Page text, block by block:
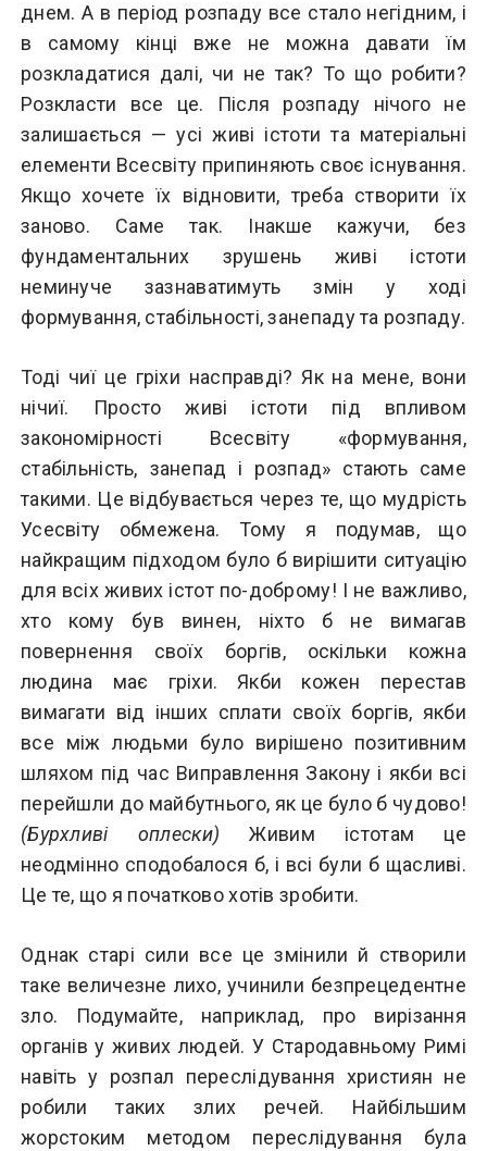
днем. А в період розпаду все стало негідним, і
в самому кінці вже не можна давати їм
розкладатися далі, чи не так? То що робити?
Розкласти все це. Після розпаду нічого не
залишається — усі живі істоти та матеріальні
елементи Всесвіту припиняють своє існування.
Якщо хочете їх відновити, треба створити їх
заново. Саме так. Інакше кажучи, без
фундаментальних зрушень живі істоти
неминуче зазнаватимуть змін у ході
формування, стабільності, занепаду та розпаду.
Тоді чиї це гріхи насправді? Як на мене, вони
нічиї. Просто живі істоти під впливом
закономірності Всесвіту «формування,
стабільність, занепад і розпад» стають саме
такими. Це відбувається через те, що мудрість
Усесвіту обмежена. Тому я подумав, що
найкращим підходом було б вирішити ситуацію
для всіх живих істот по-доброму! І не важливо,
хто кому був винен, ніхто б не вимагав
повернення своїх боргів, оскільки кожна
людина має гріхи. Якби кожен перестав
вимагати від інших сплати своїх боргів, якби
все між людьми було вирішено позитивним
шляхом під час Виправлення Закону і якби всі
перейшли до майбутнього, як це було б чудово!
(Бурхливі оплески) Живим істотам це
неодмінно сподобалося б, і всі були б щасливі.
Це те, що я початково хотів зробити.
Однак старі сили все це змінили й створили
таке величезне лихо, учинили безпрецедентне
зло. Подумайте, наприклад, про вирізання
органів у живих людей. У Стародавньому Римі
навіть у розпал переслідування християн не
робили таких злих речей. Найбільшим
жорстоким методом переслідування була